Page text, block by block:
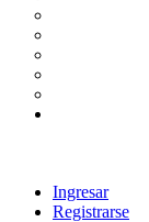
Ingresar
Registrarse